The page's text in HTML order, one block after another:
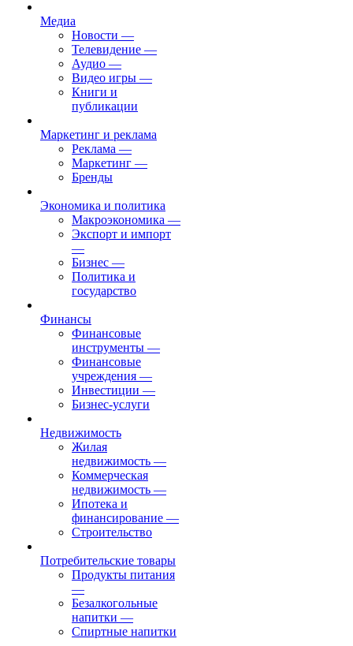
Медиа
Новости —
Телевидение —
Аудио —
Видео игры —
Книги и
публикации
Маркетинг и реклама
Реклама —
Маркетинг —
Бренды
Экономика и политика
Макроэкономика —
Экспорт и импорт
—
Бизнес —
Политика и
государство
Финансы
Финансовые
инструменты —
Финансовые
учреждения —
Инвестиции —
Бизнес-услуги
Недвижимость
Жилая
недвижимость —
Коммерческая
недвижимость —
Ипотека и
финансирование —
Строительство
Потребительские товары
Продукты питания
—
Безалкогольные
напитки —
Спиртные напитки